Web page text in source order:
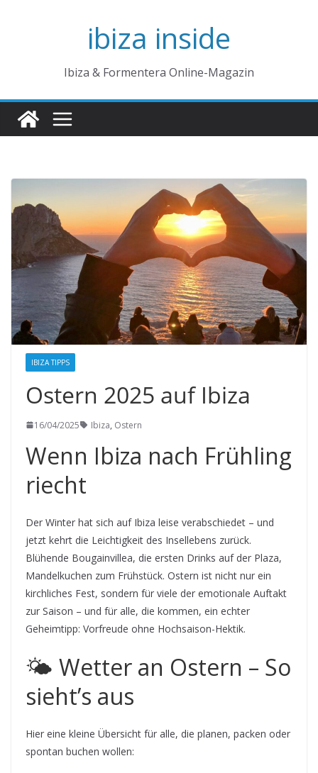
ibiza inside
Ibiza & Formentera Online-Magazin
IBIZA TIPPS
Ostern 2025 auf Ibiza
16/04/2025 Ibiza, Ostern
Wenn Ibiza nach Frühling
riecht
Der Winter hat sich auf Ibiza leise verabschiedet – und
jetzt kehrt die Leichtigkeit des Insellebens zurück.
Blühende Bougainvillea, die ersten Drinks auf der Plaza,
Mandelkuchen zum Frühstück. Ostern ist nicht nur ein
kirchliches Fest, sondern für viele der emotionale Auftakt
zur Saison – und für alle, die kommen, ein echter
Geheimtipp: Vorfreude ohne Hochsaison-Hektik.
🌤️ Wetter an Ostern – So
sieht’s aus
Hier eine kleine Übersicht für alle, die planen, packen oder
spontan buchen wollen: